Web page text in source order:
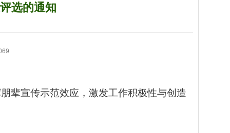
选的通知
辈宣传示范效应，激发工作积极性与创造